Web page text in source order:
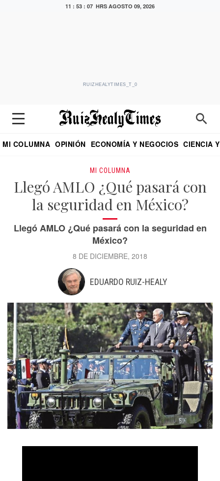
11 : 53 : 08 HRS AGOSTO 09, 2026
RUIZHEALYTIMES_T_0
MI COLUMNA OPINIÓN ECONOMÍA Y NEGOCIOS CIENCIA
MI COLUMNA
Llegó AMLO ¿Qué pasará con
la seguridad en México?
Llegó AMLO ¿Qué pasará con la seguridad en
México?
8 DE DICIEMBRE, 2018
EDUARDO RUIZ-HEALY